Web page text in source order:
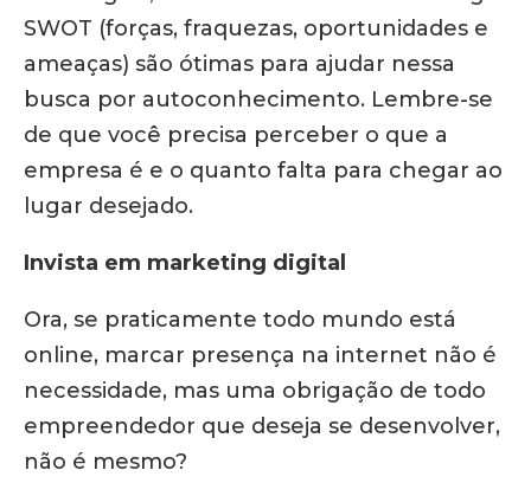
SWOT (forças, fraquezas, oportunidades e
ameaças) são ótimas para ajudar nessa
busca por autoconhecimento. Lembre-se
de que você precisa perceber o que a
empresa é e o quanto falta para chegar ao
lugar desejado.
Invista em marketing digital
Ora, se praticamente todo mundo está
online, marcar presença na internet não é
necessidade, mas uma obrigação de todo
empreendedor que deseja se desenvolver,
não é mesmo?